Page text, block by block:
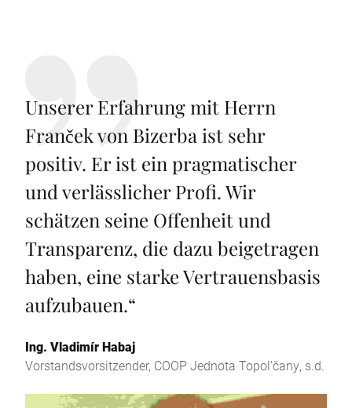
Unserer Erfahrung mit Herrn
Franček von Bizerba ist sehr
positiv. Er ist ein pragmatischer
und verlässlicher Profi. Wir
schätzen seine Offenheit und
Transparenz, die dazu beigetragen
haben, eine starke Vertrauensbasis
aufzubauen.“
Ing. Vladimír Habaj
Vorstandsvorsitzender, COOP Jednota Topol'čany, s.d.